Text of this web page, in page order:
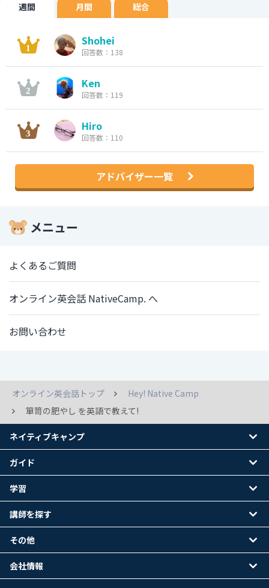
週間 月間 総合
Shohei
回答数：138
Ken
回答数：119
Hiro
回答数：110
アドバイザー一覧
メニュー
よくあるご質問
オンライン英会話 NativeCamp. へ
お問い合わせ
オンライン英会話トップ
Hey! Native Camp
箪笥の肥やし を英語で教えて!
ネイティブキャンプ
ガイド
学習
講師を探す
その他
会社情報